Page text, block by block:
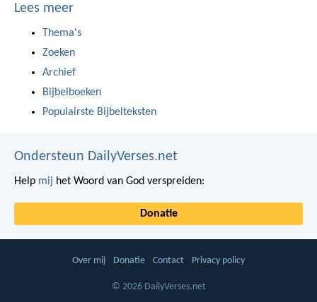
Lees meer
Thema's
Zoeken
Archief
Bijbelboeken
Populairste Bijbelteksten
Ondersteun DailyVerses.net
Help mij het Woord van God verspreiden:
Donatie
Over mij Donatie Contact Privacy policy
© 2026 DailyVerses.net